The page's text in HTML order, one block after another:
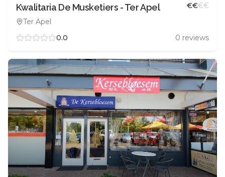
Kwalitaria De Musketiers - Ter Apel
Ter Apel
€€€€
0.0 0 reviews